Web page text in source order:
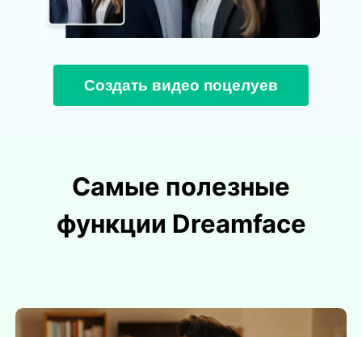
Создать видео поцелуев
Самые полезные
функции Dreamface